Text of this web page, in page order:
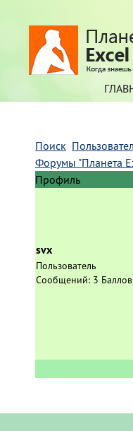
Поиск
Форумы "Планета
Профиль
svx
Пользователь
Сообщений: 3